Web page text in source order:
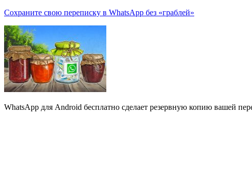
Сохраните свою переписку в WhatsApp без «граблей»
WhatsApp для Android бесплатно сделает резервную копию вашей